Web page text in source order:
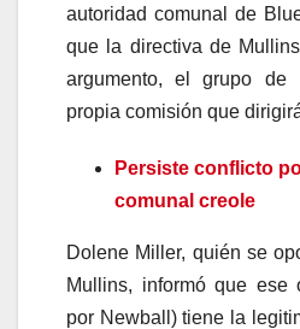
autoridad comunal de
que la directiva de
argumento, el grupo de
propia comisión que
Persiste conflicto
comunal creole
Dolene Miller, quién se
Mullins, informó que ese
por Newball) tiene la